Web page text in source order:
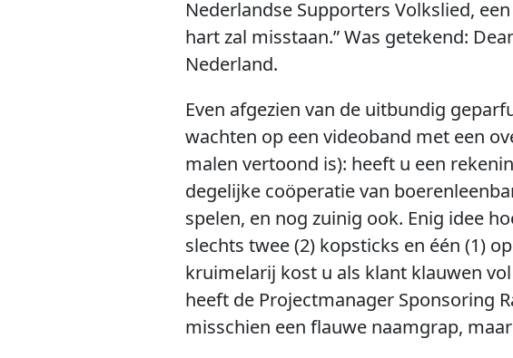
Nederlandse Supporters Volkslied,
hart zal misstaan.” Was getekend:
Nederland.
Even afgezien van de uitbundig
wachten op een videoband met een
malen vertoond is): heeft u een
degelijke coöperatie van
spelen, en nog zuinig ook. Enig idee
slechts twee (2) kopsticks en één (1)
kruimelarij kost u als klant klauwen
heeft de Projectmanager Sponsoring
misschien een flauwe naamgrap,